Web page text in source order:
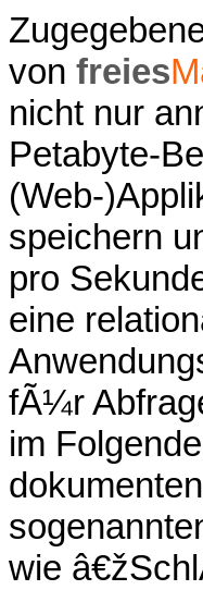
von freies
nicht nur
Petabyte-
(Web-
speichern
pro
eine
fÃ¼r
im
wie